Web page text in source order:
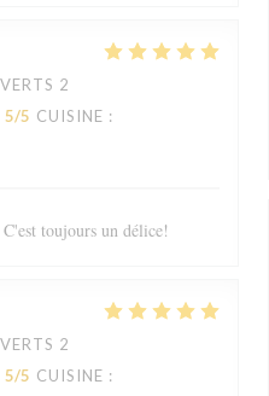
2
5/5 CUISINE :
toujours un délice!
2
5/5 CUISINE :